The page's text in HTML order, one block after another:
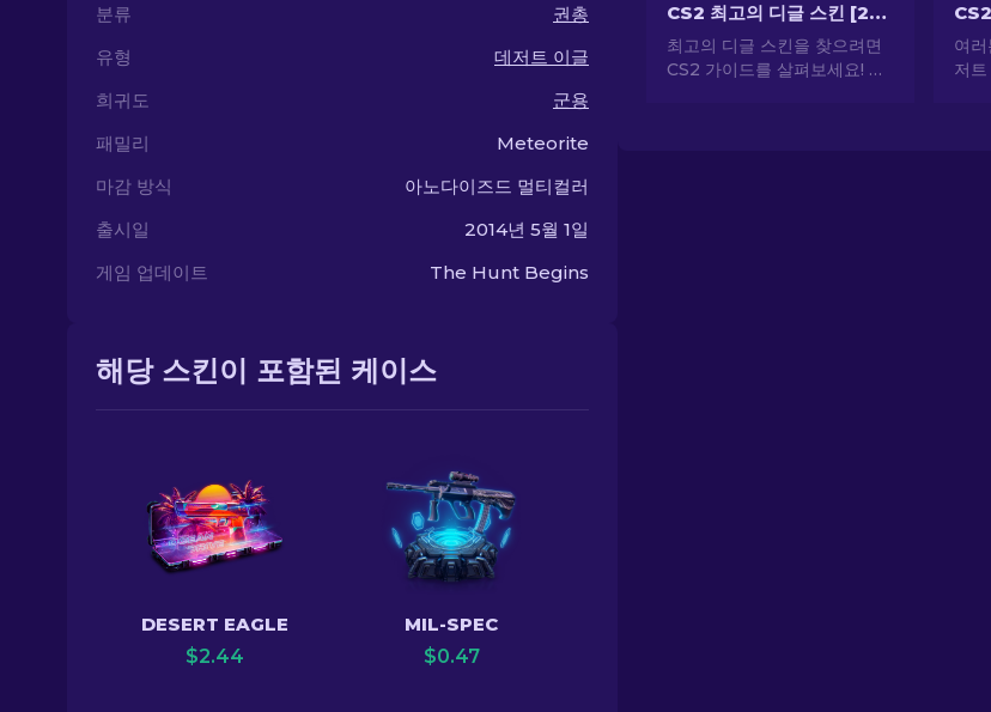
분류
권총
유형
데저트 이글
희귀도
군용
패밀리
Meteorite
마감 방식
아노다이즈드 멀티컬러
출시일
2014년 5월 1일
게임 업데이트
The Hunt Begins
해당 스킨이 포함된 케이스
DESERT EAGLE
$2.44
MIL-SPEC
$0.47
CS2 최고의 디글 스킨 [2026]
최고의 디글 스킨을 찾으려면
CS2 가이드를 살펴보세요! 이
여
저